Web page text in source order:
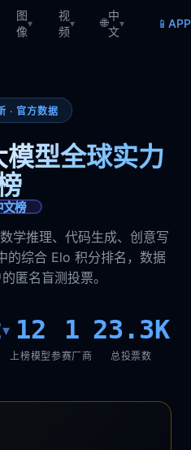
图
像
▾
视
频
▾ 🌐
中
文
▾ 📱
· 官方数据
型全球实力
文榜
学推理、代码生成、创意写
的综合 Elo 积分排名，数据
匿名盲测投票。
▾ 12
上榜模型
1
参赛厂商
23.3K
总投票数